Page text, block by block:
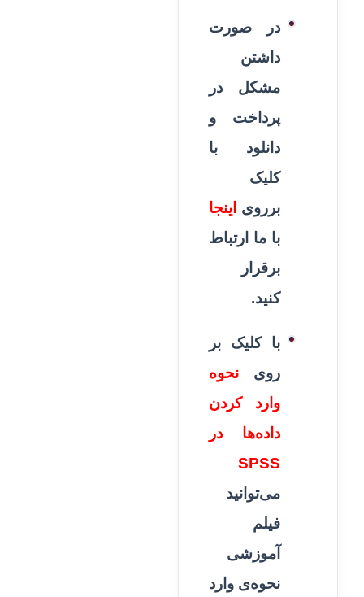
در صورت
داشتن
مشکل در
پرداخت و
دانلود با
کلیک
برروی اینجا
با ما ارتباط
برقرار
کنید.
با کلیک بر
روی
نحوه
وارد کردن
داده‌ها در
SPSS
می‌توانید
فیلم
آموزشی
نحوه‌ی وارد